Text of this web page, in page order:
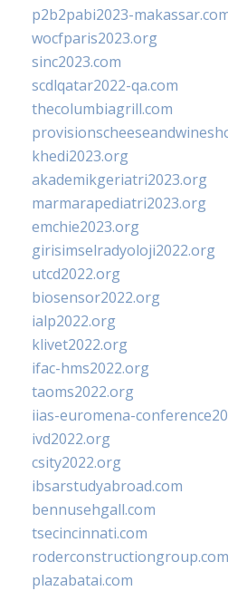
p2b2pabi2023-
wocfparis2023.org
sinc2023.com
scdlqatar2022-qa.com
thecolumbiagrill.com
khedi2023.org
akademikgeriatri2023.org
marmarapediatri2023.org
emchie2023.org
girisimselradyoloji2022.org
utcd2022.org
biosensor2022.org
ialp2022.org
klivet2022.org
ifac-hms2022.org
taoms2022.org
iias-euromena-
ivd2022.org
csity2022.org
ibsarstudyabroad.com
bennusehgall.com
tsecincinnati.com
roderconstructiongroup.com
plazabatai.com